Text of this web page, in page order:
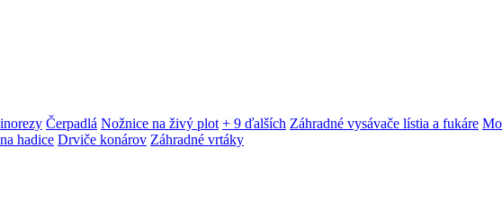
Čerpadlá Nožnice na živý plot + 9 ďalších Záhradné vysávače lístia a fukáre
hadice Drviče konárov Záhradné vrtáky